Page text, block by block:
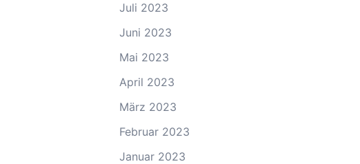
Juli 2023
Juni 2023
Mai 2023
April 2023
März 2023
Februar 2023
Januar 2023